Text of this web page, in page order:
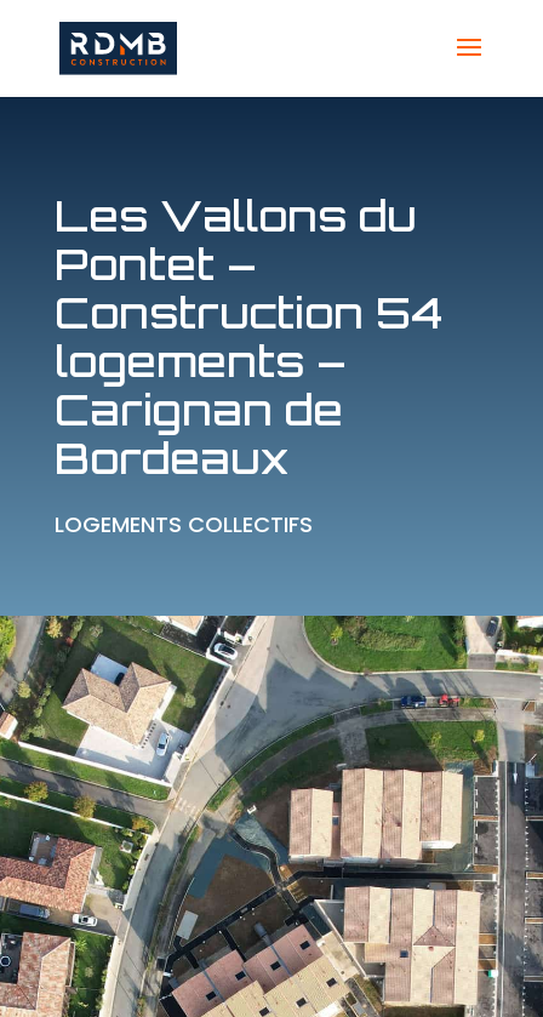
Les Vallons du
Pontet –
Construction 54
logements –
Carignan de
Bordeaux
LOGEMENTS COLLECTIFS